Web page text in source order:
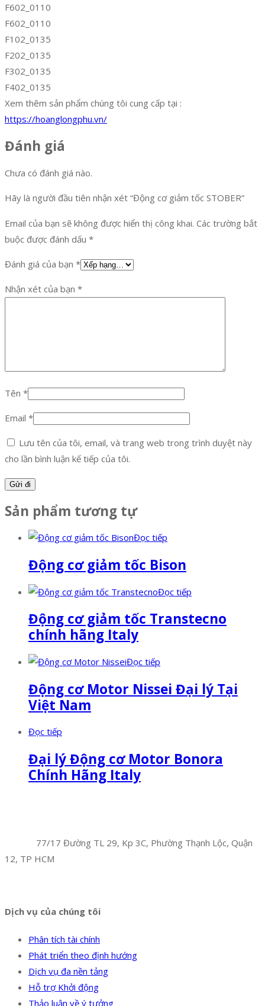
F602_0110
F602_0110
F102_0135
F202_0135
F302_0135
F402_0135
Xem thêm sản phẩm chúng tôi cung cấp tại :
https://hoanglongphu.vn/
Đánh giá
Chưa có đánh giá nào.
Hãy là người đầu tiên nhận xét “Động cơ giảm tốc STOBER”
Email của bạn sẽ không được hiển thị công khai. Các trường bắt
buộc được đánh dấu *
Đánh giá của bạn *
Nhận xét của bạn *
Tên *
Email *
Lưu tên của tôi, email, và trang web trong trình duyệt này
cho lần bình luận kế tiếp của tôi.
Sản phẩm tương tự
Đọc tiếp
Động cơ giảm tốc Bison
Đọc tiếp
Động cơ giảm tốc Transtecno
chính hãng Italy
Đọc tiếp
Động cơ Motor Nissei Đại lý Tại
Việt Nam
Đọc tiếp
Đại lý Động cơ Motor Bonora
Chính Hãng Italy
77/17 Đường TL 29, Kp 3C, Phường Thạnh Lộc, Quận
12, TP HCM
Dịch vụ của chúng tôi
Phân tích tài chính
Phát triển theo định hướng
Dịch vụ đa nền tảng
Hỗ trợ Khởi động
Thảo luận về ý tưởng